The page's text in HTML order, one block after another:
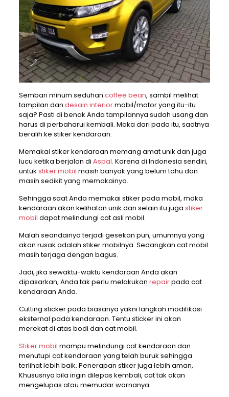
Sembari minum seduhan coffee bean, sambil melihat
tampilan dan desain interiormobil/motor yang itu-itu
saja? Pasti di benak Anda tampilannya sudah usang dan
harus di perbaharui kembali. Maka dari pada itu, saatnya
beralih ke stiker kendaraan.
Memakai stiker kendaraan memang amat unik dan juga
lucu ketika berjalan di Aspal. Karena di Indonesia sendiri,
untuk stiker mobil masih banyak yang belum tahu dan
masih sedikit yang memakainya.
Sehingga saat Anda memakai stiker pada mobil, maka
kendaraan akan kelihatan unik dan selain itu juga stiker
mobil dapat melindungi cat asli mobil.
Malah seandainya terjadi gesekan pun, umumnya yang
akan rusak adalah stiker mobilnya. Sedangkan cat mobil
masih terjaga dengan bagus.
Jadi, jika sewaktu-waktu kendaraan Anda akan
dipasarkan, Anda tak perlu melakukan repairpada cat
kendaraan Anda.
Cutting sticker pada biasanya yakni langkah modifikasi
eksternal pada kendaraan. Tentu sticker ini akan
merekat di atas bodi dan cat mobil.
Stiker mobil mampu melindungi cat kendaraan dan
menutupi cat kendaraan yang telah buruk sehingga
terlihat lebih baik. Penerapan stiker juga lebih aman,
Khususnya bila ingin dilepas kembali, cat tak akan
mengelupas atau memudar warnanya.